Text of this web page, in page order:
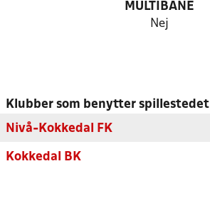
MULTIBANE
Nej
Klubber som benytter spillestedet
Nivå-Kokkedal FK
Kokkedal BK